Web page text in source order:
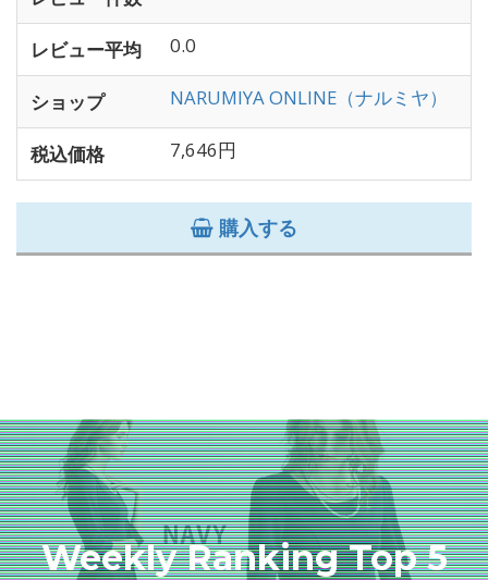
レビュー平均 0.0
ショップ NARUMIYA ONLINE（ナルミヤ）
税込価格 7,646円
購入する
Weekly Ranking Top 5